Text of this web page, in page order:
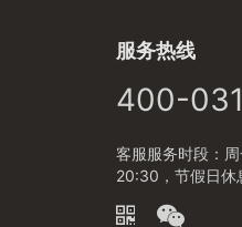
服务热线
400-
客服服务时段：
20:30，节假日休